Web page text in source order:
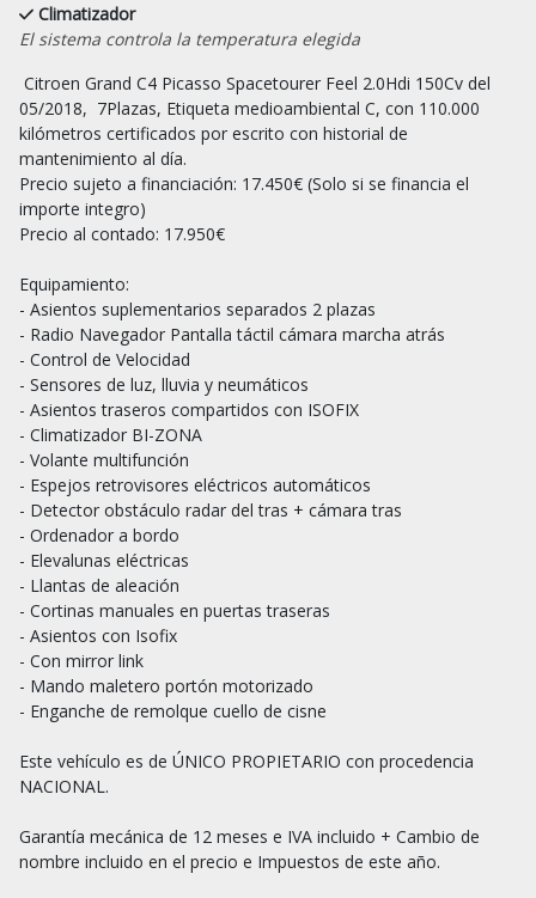
Climatizador
El sistema controla la temperatura elegida
05/2018,  7Plazas, Etiqueta medioambiental C, con 110.000
kilómetros certificados por escrito con historial de
mantenimiento al día.
Precio sujeto a financiación: 17.450€ (Solo si se financia el
importe integro)
Precio al contado: 17.950€
Equipamiento:
- Asientos suplementarios separados 2 plazas
- Radio Navegador Pantalla táctil cámara marcha atrás
- Control de Velocidad
- Sensores de luz, lluvia y neumáticos
- Asientos traseros compartidos con ISOFIX
- Climatizador BI-ZONA
- Volante multifunción
- Espejos retrovisores eléctricos automáticos
- Detector obstáculo radar del tras + cámara tras
- Ordenador a bordo
- Elevalunas eléctricas
- Llantas de aleación
- Cortinas manuales en puertas traseras
- Asientos con Isofix
- Con mirror link
- Mando maletero portón motorizado
- Enganche de remolque cuello de cisne
Este vehículo es de ÚNICO PROPIETARIO con procedencia
NACIONAL.
Garantía mecánica de 12 meses e IVA incluido + Cambio de
nombre incluido en el precio e Impuestos de este año.